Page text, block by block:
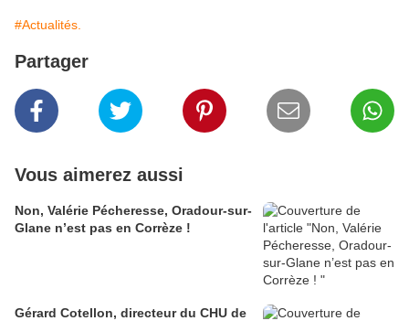
#Actualités.
Partager
Vous aimerez aussi
Non, Valérie Pécheresse, Oradour-sur-
Glane n’est pas en Corrèze !
Gérard Cotellon, directeur du CHU de